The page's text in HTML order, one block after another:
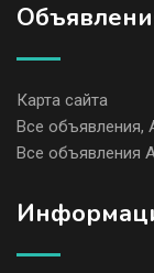
Карта сайта
Все объявления,
Все объявления